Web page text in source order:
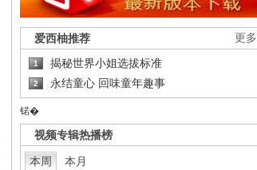
更多
爱西柚推荐
1 揭秘世界小姐选拔标准
2 永结童心 回味童年趣事
锘�
视频专辑热播榜
本周 本月